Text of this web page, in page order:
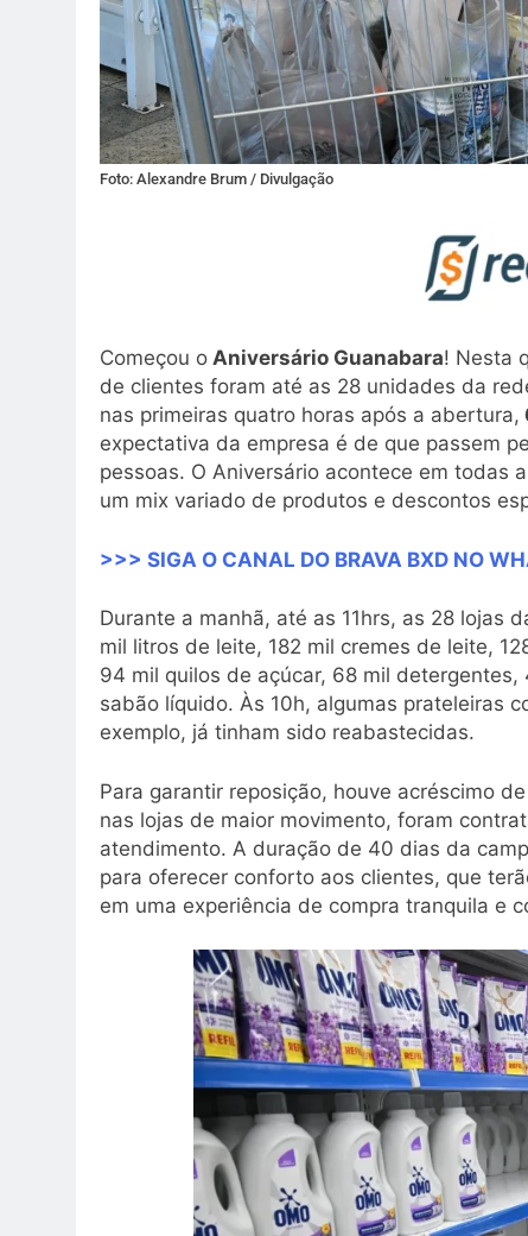
Foto: Alexandre Brum / Divulgação
Começou o Aniversário Guanabara! Nesta
de clientes foram até as 28 unidades da
nas primeiras quatro horas após a abertura,
expectativa da empresa é de que passem
pessoas. O Aniversário acontece em todas
um mix variado de produtos e descontos
>>> SIGA O CANAL DO BRAVA BXD NO
Durante a manhã, até as 11hrs, as 28 lojas
mil litros de leite, 182 mil cremes de leite,
94 mil quilos de açúcar, 68 mil
sabão líquido. Às 10h, algumas prateleiras
exemplo, já tinham sido reabastecidas.
Para garantir reposição, houve acréscimo
nas lojas de maior movimento, foram
atendimento. A duração de 40 dias da
para oferecer conforto aos clientes, que
em uma experiência de compra tranquila e